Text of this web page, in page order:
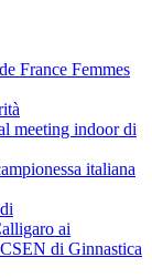
France Femmes
meeting indoor di
italiana
ai
di Ginnastica